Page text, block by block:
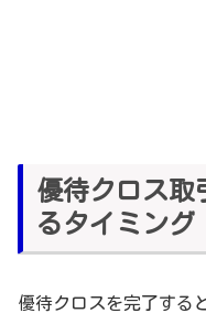
優待クロス取
るタイミング
優待クロスを完了する